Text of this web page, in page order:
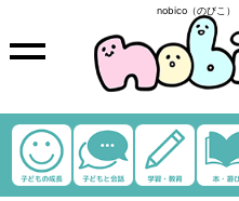
nobico（のびこ）